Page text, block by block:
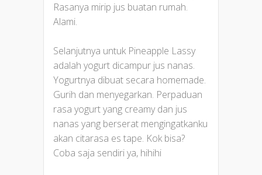
Rasanya mirip jus buatan rumah.
Alami.
Selanjutnya untuk Pineapple Lassy
adalah yogurt dicampur jus nanas.
Yogurtnya dibuat secara homemade.
Gurih dan menyegarkan. Perpaduan
rasa yogurt yang creamy dan jus
nanas yang berserat mengingatkanku
akan citarasa es tape. Kok bisa?
Coba saja sendiri ya, hihihi